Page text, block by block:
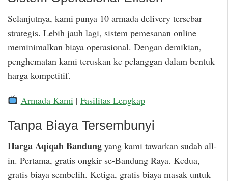
Selanjutnya, kami punya 10 armada delivery tersebar
strategis. Lebih jauh lagi, sistem pemesanan online
meminimalkan biaya operasional. Dengan demikian,
penghematan kami teruskan ke pelanggan dalam bentuk
harga kompetitif.
Armada Kami | Fasilitas Lengkap
Tanpa Biaya Tersembunyi
Harga Aqiqah Bandung yang kami tawarkan sudah all-
in. Pertama, gratis ongkir se-Bandung Raya. Kedua,
gratis biaya sembelih. Ketiga, gratis biaya masak untuk